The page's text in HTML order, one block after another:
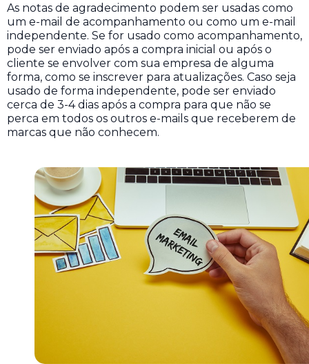
As notas de agradecimento podem ser usadas como
um e-mail de acompanhamento ou como um e-mail
independente. Se for usado como acompanhamento,
pode ser enviado após a compra inicial ou após o
cliente se envolver com sua empresa de alguma
forma, como se inscrever para atualizações. Caso seja
usado de forma independente, pode ser enviado
cerca de 3-4 dias após a compra para que não se
perca em todos os outros e-mails que receberem de
marcas que não conhecem.